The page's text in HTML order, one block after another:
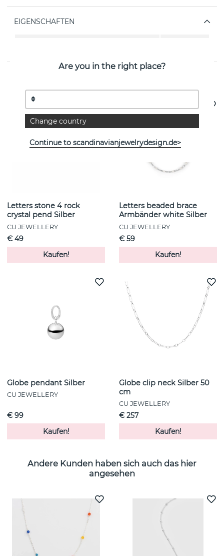
EIGENSCHAFTEN
Letters stone 4 rock
crystal pend Silber
CU JEWELLERY
€ 49
Kaufen!
Letters beaded brace
Armbänder white Silber
CU JEWELLERY
€ 59
Kaufen!
Globe pendant Silber
CU JEWELLERY
€ 99
Kaufen!
Globe clip neck Silber 50
cm
CU JEWELLERY
€ 257
Kaufen!
Andere Kunden haben sich auch das hier
angesehen
Are you in the right place?
Change country
Continue to scandinavianjewelrydesign.de>